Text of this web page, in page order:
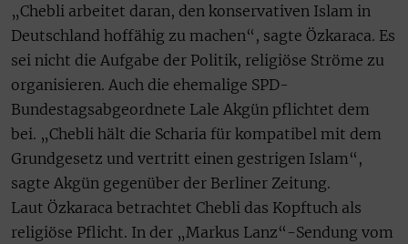
„Chebli arbeitet daran, den konservativen Islam in
Deutschland hoffähig zu machen“, sagte Özkaraca. Es
sei nicht die Aufgabe der Politik, religiöse Ströme zu
organisieren. Auch die ehemalige SPD-
Bundestagsabgeordnete Lale Akgün pflichtet dem
bei. „Chebli hält die Scharia für kompatibel mit dem
Grundgesetz und vertritt einen gestrigen Islam“,
sagte Akgün gegenüber der Berliner Zeitung.
Laut Özkaraca betrachtet Chebli das Kopftuch als
religiöse Pflicht. In der „Markus Lanz“-Sendung vom